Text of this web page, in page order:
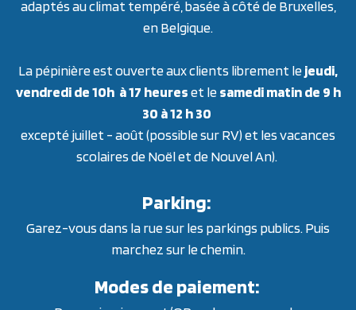
adaptés au climat tempéré, basée à côté de Bruxelles,
en Belgique.
La pépinière est ouverte aux clients librement lejeudi,
vendredi de 10h à 17 heureset lesamedi matin de 9 h
30 à 12 h 30
excepté juillet - août (possible sur RV) et les vacances
scolaires de Noël et de Nouvel An).
Parking:
Garez-vous dans la rue sur les parkings publics. Puis
marchez sur le chemin.
Modes de paiement: